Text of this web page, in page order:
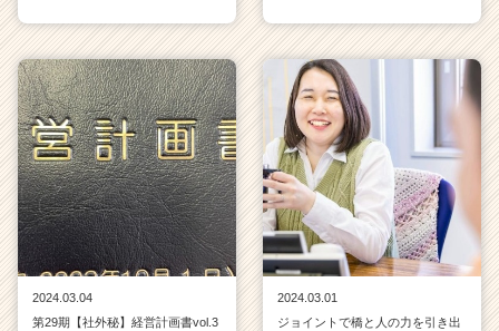
2024.03.04
第29期【社外秘】経営計画書vol.3
2024.03.01
ジョイントで橋と人の力を引き出